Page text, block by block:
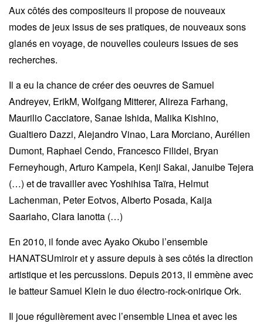
Aux côtés des compositeurs il propose de nouveaux
modes de jeux issus de ses pratiques, de nouveaux sons
glanés en voyage, de nouvelles couleurs issues de ses
recherches.
Il a eu la chance de créer des oeuvres de Samuel
Andreyev, ErikM, Wolfgang Mitterer, Alireza Farhang,
Maurilio Cacciatore, Sanae Ishida, Malika Kishino,
Gualtiero Dazzi, Alejandro Vinao, Lara Morciano, Aurélien
Dumont, Raphael Cendo, Francesco Filidei, Bryan
Ferneyhough, Arturo Kampela, Kenji Sakai, Januibe Tejera
(…) et de travailler avec Yoshihisa Taïra, Helmut
Lachenman, Peter Eotvos, Alberto Posada, Kaija
Saariaho, Clara Ianotta (…)
En 2010, il fonde avec Ayako Okubo l’ensemble
HANATSUmiroir et y assure depuis à ses côtés la direction
artistique et les percussions. Depuis 2013, il emmène avec
le batteur Samuel Klein le duo électro-rock-onirique Ork.
Il joue régulièrement avec l’ensemble Linea et avec les